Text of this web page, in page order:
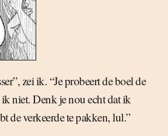
zei ik. “Je probeert de boel de
niet. Denk je nou echt dat ik
de verkeerde te pakken, lul.”